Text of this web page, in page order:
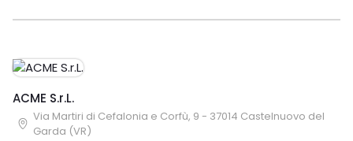
ACME S.r.L.
Via Martiri di Cefalonia e Corfù, 9 - 37014 Castelnuovo del
Garda (VR)